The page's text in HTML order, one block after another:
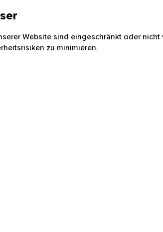
Website sind eingeschränkt oder nicht
zu minimieren.